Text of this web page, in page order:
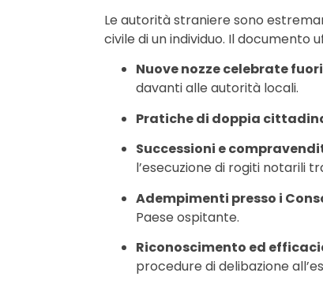
Le autorità straniere sono
civile di un individuo. Il documento
Nuove nozze celebrate
davanti alle autorità locali.
Pratiche di doppia
Successioni e
l’esecuzione di rogiti notarili
Adempimenti presso i
Paese ospitante.
Riconoscimento ed
procedure di delibazione